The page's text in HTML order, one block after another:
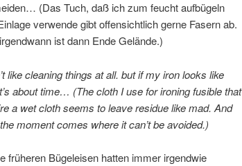
(Das Tuch, daß ich zum feucht aufbügeln
verwende gibt offensichtlich gerne Fasern ab.
ist dann Ende Gelände.)
like cleaning things at all. but if my iron looks like
about time… (The cloth I use for ironing fusible that
a wet cloth seems to leave residue like mad. And
moment comes where it can’t be avoided.)
früheren Bügeleisen hatten immer irgendwie